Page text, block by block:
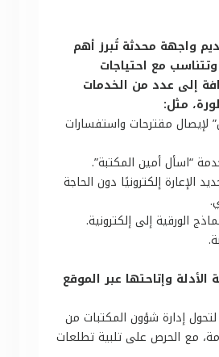
واجهة محدثة تُبرز أهم
وتتناسب مع احتياجات
إلى عدد من الخدمات
مثل:
مقترحات واستفسارات
“اسأل أمين المكتبة”.
الإعارة إلكترونيًا دون الحاجة
الورقية إلى إلكترونية.
وإتاحتها عبر الموقع
لتحول إدارة شؤون المكتبات من
مع الحرص على تلبية تطلعات